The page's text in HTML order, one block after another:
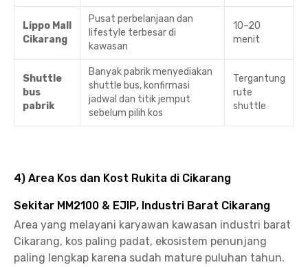
Lippo Mall
Cikarang
Pusat perbelanjaan dan
lifestyle terbesar di
kawasan
10–20
menit
Shuttle
bus
pabrik
Banyak pabrik menyediakan
shuttle bus, konfirmasi
jadwal dan titik jemput
sebelum pilih kos
Tergantung
rute
shuttle
4) Area Kos dan Kost Rukita di Cikarang
Sekitar MM2100 & EJIP, Industri Barat Cikarang
Area yang melayani karyawan kawasan industri barat
Cikarang, kos paling padat, ekosistem penunjang
paling lengkap karena sudah mature puluhan tahun.